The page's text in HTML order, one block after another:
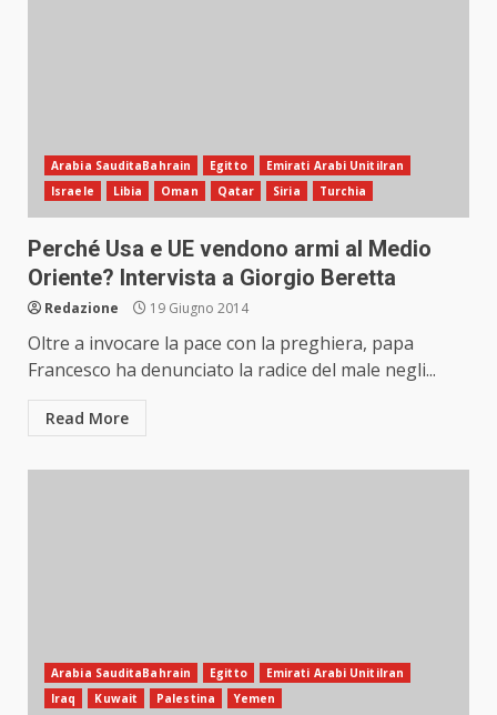
Arabia SauditaBahrain Egitto
Emirati Arabi UnitiIran
Israele
Libia Oman Qatar Siria Turchia
Perché Usa e UE vendono armi al Medio
Oriente? Intervista a Giorgio Beretta
Redazione 19 Giugno 2014
Oltre a invocare la pace con la preghiera, papa
Francesco ha denunciato la radice del male negli...
Read More
Arabia SauditaBahrain Egitto
Emirati Arabi UnitiIran
Iraq
Kuwait Palestina Yemen